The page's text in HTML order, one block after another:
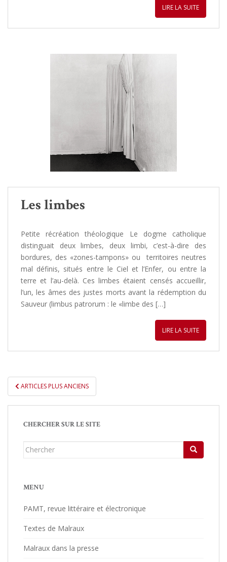
LIRE LA SUITE
Les limbes
Petite récréation théologique Le dogme catholique
distinguait deux limbes, deux limbi, c’est-à-dire des
bordures, des «zones-tampons» ou territoires neutres
mal définis, situés entre le Ciel et l’Enfer, ou entre la
terre et l’au-delà. Ces limbes étaient censés accueillir,
l’un, les âmes des justes morts avant la rédemption du
Sauveur (limbus patrorum : le «limbe des […]
LIRE LA SUITE
PAGINATION DES ARTICLES
ARTICLES PLUS ANCIENS
CHERCHER SUR LE SITE
Chercher...
MENU
PAMT, revue littéraire et électronique
Textes de Malraux
Malraux dans la presse